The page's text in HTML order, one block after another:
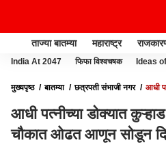
ताज्या बातम्या महाराष्ट्र
India At 2047 फिफा विश्वचषक Ideas
मुख्यपृष्ठ बातम्या छत्रपती संभाजी नगर
आधी
आधी पत्नीच्या डोक्यात
चौकात ओढत आणून सोडून